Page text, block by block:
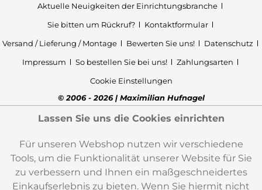
Aktuelle Neuigkeiten der Einrichtungsbranche
Sie bitten um Rückruf?
Kontaktformular
Versand / Lieferung / Montage
Bewerten Sie uns!
Datenschutz
Impressum
So bestellen Sie bei uns!
Zahlungsarten
Cookie Einstellungen
© 2006 - 2026 | Maximilian Hufnagel
Lassen Sie uns die Cookies einrichten
Für unseren Webshop nutzen wir verschiedene
Tools, um die Funktionalität unserer Website für Sie
zu verbessern und Ihnen ein maßgeschneidertes
Einkaufserlebnis zu bieten. Wenn Sie hiermit nicht